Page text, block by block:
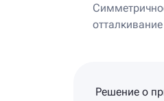
Решение о